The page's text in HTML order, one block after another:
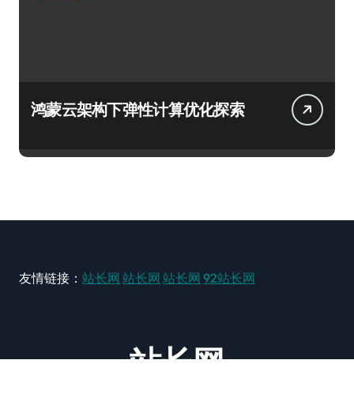
鸿蒙云架构下弹性计算优化探索
友情链接： 站长网 站长网 站长网 92站长网
站长网